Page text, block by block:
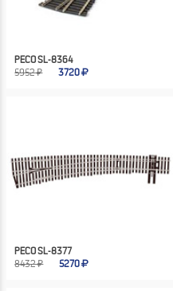
PECO SL-8364
5952 ₽
3720
PECO SL-8377
8432 ₽
5270